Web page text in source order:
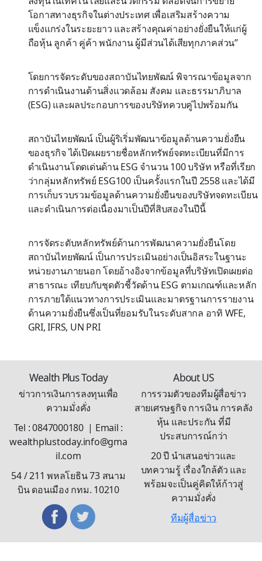
โอกาสทางธุรกิจในต่างประเทศ เพื่อเสริมสร้างความ
แข็งแกร่งในระยะยาว และสร้างคุณค่าอย่างยั่งยืนให้แก่ผู้
ถือหุ้น ลูกค้า คู่ค้า พนักงาน ผู้มีส่วนได้เสียทุกภาคส่วน”
โดยการจัดระดับของสถาบันไทยพัฒน์ พิจารณาข้อมูลจาก
การดำเนินงานด้านสิ่งแวดล้อม สังคม และธรรมาภิบาล
(ESG) และผลประกอบการของบริษัทควบคู่ไปพร้อมกัน
สถาบันไทยพัฒน์ เป็นผู้ริเริ่มพัฒนาข้อมูลด้านความยั่งยืน
ของธุรกิจ ได้เปิดเผยรายชื่อหลักทรัพย์จดทะเบียนที่มีการ
ดำเนินงานโดดเด่นด้าน ESG จำนวน 100 บริษัท หรือที่เรียก
ว่ากลุ่มหลักทรัพย์ ESG100 เป็นครั้งแรกในปี 2558 และได้มี
การเก็บรวบรวมข้อมูลด้านความยั่งยืนของบริษัทจดทะเบียน
และดำเนินการต่อเนื่องมาเป็นปีที่สิบสองในปีนี้
การจัดระดับหลักทรัพย์ด้านการพัฒนาความยั่งยืนโดย
สถาบันไทยพัฒน์ เป็นการประเมินอย่างเป็นอิสระในฐานะ
หน่วยงานภายนอก โดยอ้างอิงจากข้อมูลที่บริษัทเปิดเผยต่อ
สาธารณะ เทียบกับชุดตัวชี้วัดด้าน ESG ตามเกณฑ์และหลัก
การภายใต้แนวทางการประเมินและมาตรฐานการรายงาน
ด้านความยั่งยืนซึ่งเป็นที่ยอมรับในระดับสากล อาทิ WFE,
GRI, IFRS, UN PRI
Wealth Plus Today
ข่าวการเงินการลงทุนเพื่อ
ความมั่งคั่ง
Tel : 0847000180 | Email :
wealthplustoday.info@gma
il.com
54 / 211 พหลโยธิน 73 สนาม
บิน ดอนเมือง กทม. 10210
About US
การรวมตัวของทีมผู้สื่อข่าว
สายเศรษฐกิจ การเงิน การคลัง
หุ้น และประกัน ที่มี
ประสบการณ์กว่า
20 ปี นำเสนอข่าวและ
บทความรู้ เรื่องใกล้ตัว และ
พร้อมจะเป็นคู่คิดให้ก้าวสู่
ความมั่งคั่ง
ทีมผู้สื่อข่าว